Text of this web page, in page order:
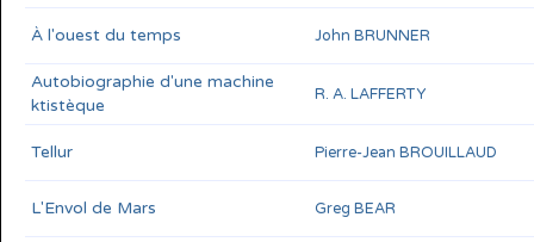
À l'ouest du temps John BRUNNER
Autobiographie d'une machine
ktistèque
R. A. LAFFERTY
Tellur Pierre-Jean BROUILLAUD
L'Envol de Mars Greg BEAR